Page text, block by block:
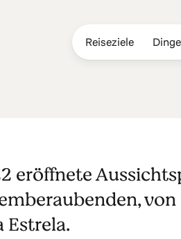
Reiseziele
eröffnete
Estrela.